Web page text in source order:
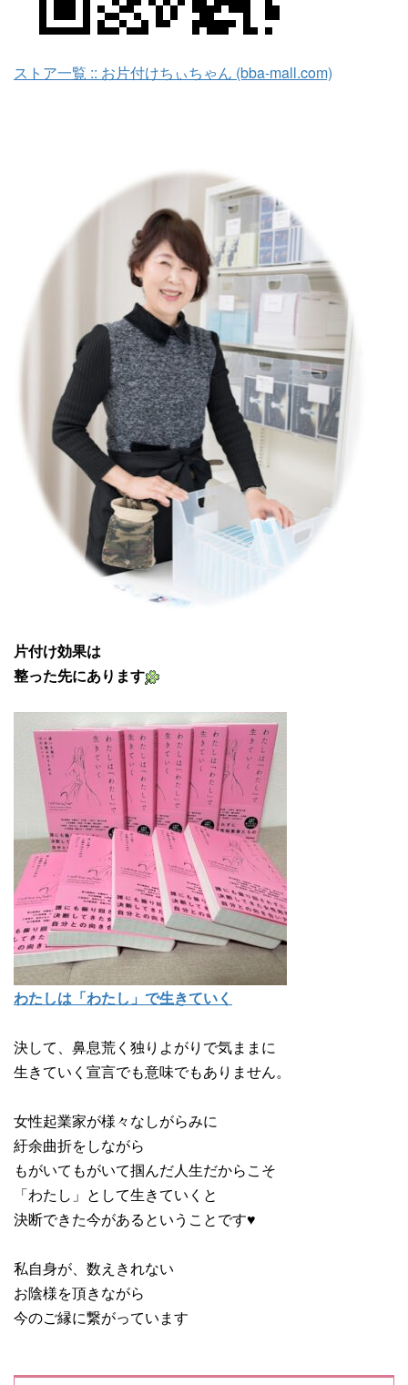
ストア一覧 :: お片付けちぃちゃん (bba-mall.com)
片付け効果は
整った先にあります
わたしは「わたし」で生きていく
決して、鼻息荒く独りよがりで気ままに
生きていく宣言でも意味でもありません。
女性起業家が様々なしがらみに
紆余曲折をしながら
もがいてもがいて掴んだ人生だからこそ
「わたし」として生きていくと
決断できた今があるということです♥
私自身が、数えきれない
お陰様を頂きながら
今のご縁に繋がっています